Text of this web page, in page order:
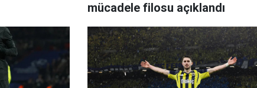
mücadele filosu açıklandı